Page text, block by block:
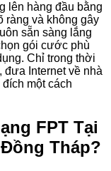
lên hàng đầu bằng
ràng và không gây
sẵn sàng lắng
gói cước phù
Chỉ trong thời
Internet về nhà
một cách
FPT Tại
Tháp?